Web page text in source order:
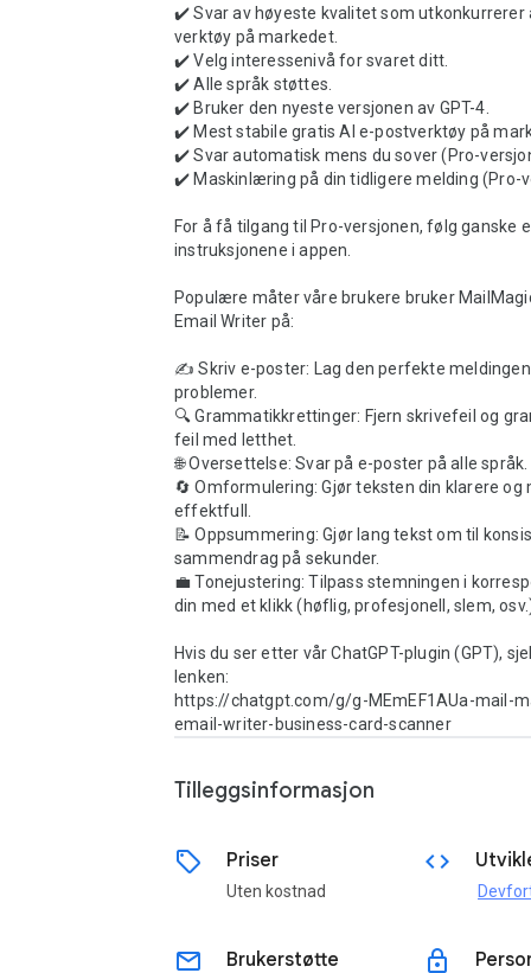
✔️ Svar av høyeste kvalitet som utkonkurrerer
verktøy på markedet.
✔️ Velg interessenivå for svaret ditt.
✔️ Alle språk støttes.
✔️ Bruker den nyeste versjonen av GPT-4.
✔️ Mest stabile gratis AI e-postverktøy på
✔️ Svar automatisk mens du sover (Pro-
✔️ Maskinlæring på din tidligere melding (Pro-
For å få tilgang til Pro-versjonen, følg ganske
instruksjonene i appen.
Populære måter våre brukere bruker
Email Writer på:
✍️ Skriv e-poster: Lag den perfekte
problemer.
🔍 Grammatikkrettinger: Fjern skrivefeil og
feil med letthet.
🌐 Oversettelse: Svar på e-poster på alle språk.
🔄 Omformulering: Gjør teksten din klarere og
effektfull.
📝 Oppsummering: Gjør lang tekst om til
sammendrag på sekunder.
💼 Tonejustering: Tilpass stemningen i
din med et klikk (høflig, profesjonell, slem,
Hvis du ser etter vår ChatGPT-plugin (GPT),
lenken:
https://chatgpt.com/g/g-MEmEF1AUa-mail-
email-writer-business-card-scanner
Tilleggsinformasjon
sell Priser
Uten kostnad
code
email Brukerstøtte lock